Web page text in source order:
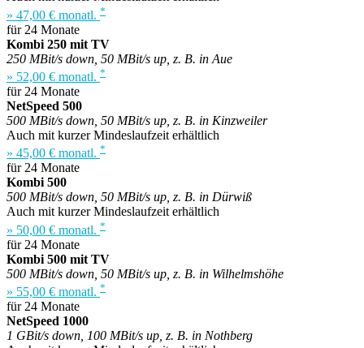
» 47,00 € monatl. *
für 24 Monate
Kombi 250 mit TV
250 MBit/s down, 50 MBit/s up, z. B. in Aue
» 52,00 € monatl. *
für 24 Monate
NetSpeed 500
500 MBit/s down, 50 MBit/s up, z. B. in Kinzweiler
Auch mit kurzer Mindeslaufzeit erhältlich
» 45,00 € monatl. *
für 24 Monate
Kombi 500
500 MBit/s down, 50 MBit/s up, z. B. in Dürwiß
Auch mit kurzer Mindeslaufzeit erhältlich
» 50,00 € monatl. *
für 24 Monate
Kombi 500 mit TV
500 MBit/s down, 50 MBit/s up, z. B. in Wilhelmshöhe
» 55,00 € monatl. *
für 24 Monate
NetSpeed 1000
1 GBit/s down, 100 MBit/s up, z. B. in Nothberg